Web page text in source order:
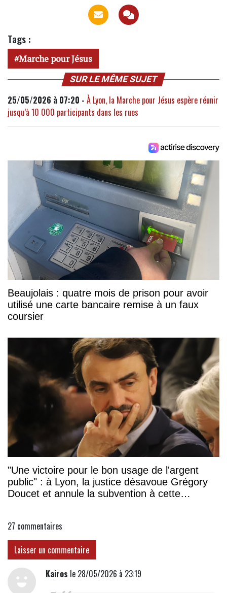
Tags :
Marche pour Jésus
SUR LE MÊME SUJET
25/05/2026 à 07:20 - À Lyon, la Marche pour Jésus espère réunir
jusqu’à 10 000 participants dans les rues
Beaujolais : quatre mois de prison pour avoir
utilisé une carte bancaire remise à un faux
coursier
"Une victoire pour le bon usage de l'argent
public" : à Lyon, la justice désavoue Grégory
Doucet et annule la subvention à cette
27 commentaires
Laisser un commentaire
Kairos le 28/05/2026 à 23:19